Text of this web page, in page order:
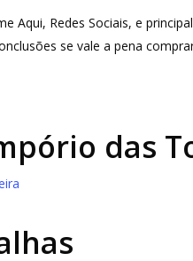
Aqui, Redes Sociais, e
se vale a pena
das